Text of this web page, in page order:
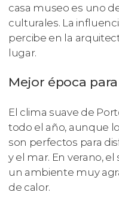
casa museo es uno
culturales. La
percibe en la
lugar.
Mejor época
El clima suave de
todo el año, aunque
son perfectos para
y el mar. En verano,
un ambiente muy
de calor.